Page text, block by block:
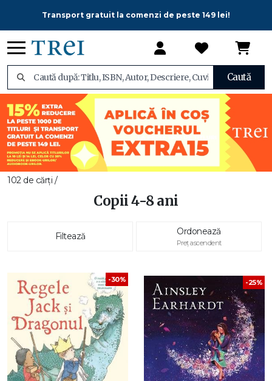
Transport gratuit la comenzi de peste 149 lei!
Caută
102 de cărți /
Copii 4-8 ani
Filtează Ordonează
Preț ascendent
-30% -25%